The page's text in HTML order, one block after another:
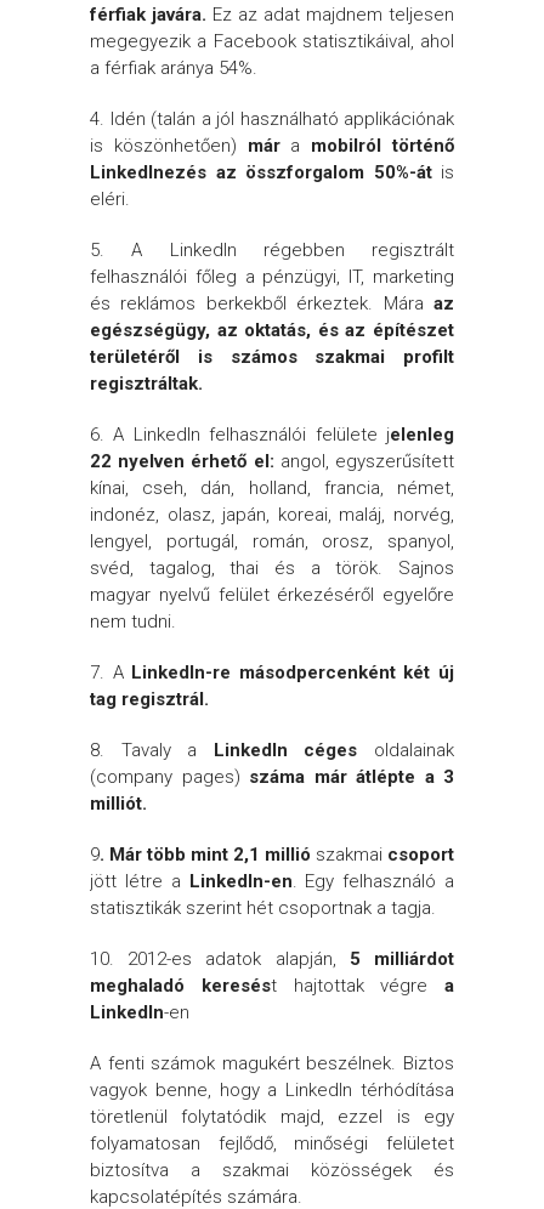
férfiak javára. Ez az adat majdnem teljesen
megegyezik a Facebook statisztikáival, ahol
a férfiak aránya 54%.
4. Idén (talán a jól használható applikációnak
is köszönhetően) már a mobilról történő
LinkedInezés az összforgalom 50%-át is
eléri.
5. A LinkedIn régebben regisztrált
felhasználói főleg a pénzügyi, IT, marketing
és reklámos berkekből érkeztek. Mára az
egészségügy, az oktatás, és az építészet
területéről is számos szakmai profilt
regisztráltak.
6. A LinkedIn felhasználói felülete jelenleg
22 nyelven érhető el: angol, egyszerűsített
kínai, cseh, dán, holland, francia, német,
indonéz, olasz, japán, koreai, maláj, norvég,
lengyel, portugál, román, orosz, spanyol,
svéd, tagalog, thai és a török​​. Sajnos
magyar nyelvű felület érkezéséről egyelőre
nem tudni.
7. A LinkedIn-re másodpercenként két új
tag regisztrál.
8. Tavaly a LinkedIn céges oldalainak
(company pages) száma már átlépte a 3
milliót.
9. Már több mint 2,1 millió szakmai csoport
jött létre a LinkedIn-en. Egy felhasználó a
statisztikák szerint hét csoportnak a tagja.
10. 2012-es adatok alapján, 5 milliárdot
meghaladó keresést hajtottak végre a
LinkedIn-en
A fenti számok magukért beszélnek. Biztos
vagyok benne, hogy a LinkedIn térhódítása
töretlenül folytatódik majd, ezzel is egy
folyamatosan fejlődő, minőségi felületet
biztosítva a szakmai közösségek és
kapcsolatépítés számára.